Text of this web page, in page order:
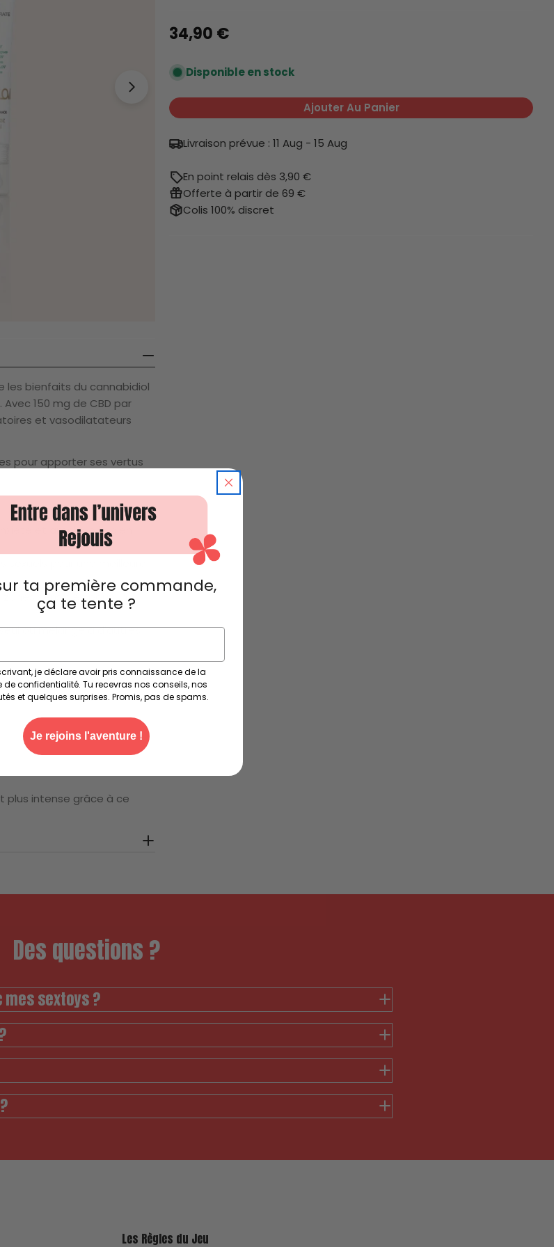
les bienfaits du cannabidiol
150 mg de CBD par
et vasodilatateurs
pour apporter ses vertus
et améliore le bien-
pour une meilleure
sensibles pour un
ou mélangé à d'autres
OGM, ni allergènes.
et de votre corps.
plus intense grâce à ce
Prix
neuf
34,90 €
Disponible en stock
Ajouter Au Panier
Livraison prévue :11 Aug - 15 Aug
En point relais dès 3,90 €
Offerte à partir de 69 €
Colis 100% discret
Des questions ?
sextoys ?
Les Règles du Jeu
ta première commande,
ça te tente ?
je déclare avoir pris connaissance de la
de confidentialité. Tu recevras nos conseils, nos
et quelques surprises. Promis, pas de spams.
Je rejoins l'aventure !